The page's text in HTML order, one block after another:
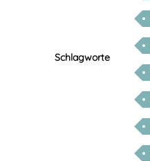
Schlagworte